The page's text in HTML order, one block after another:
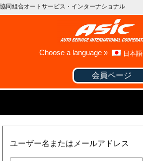
協同組合オートサービス・インターナショナル
Choose a language » 日本語
会員ページ
ユーザー名またはメールアドレス